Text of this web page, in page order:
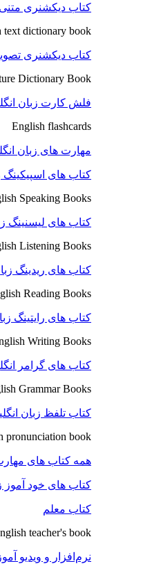
کتاب دیکشنری
text dictionary book
کتاب دیکشنری
Dictionary Book
فلش کارت زبان
English flashcards
مهارت های زبان
کتاب های اسپیکینگ
Speaking Books
کتاب های لیسنینگ
Listening Books
کتاب های ریدینگ
Reading Books
کتاب های رایتینگ
Writing Books
کتاب های گرامر
Grammar Books
کتاب تلفظ زبان
pronunciation book
همه کتاب های
کتاب های خود آموز
کتاب معلم
teacher's book
نرم‌افزار و ویدیو